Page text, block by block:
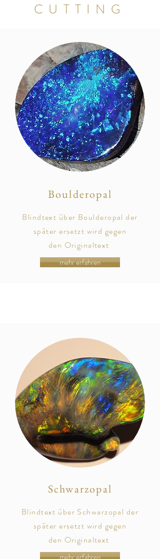
CUTTING
Boulderopal
Blindtext über Boulderopal der
späterersetzt wird gegen
den Originaltext
mehr erfahren
Schwarzopal
Blindtext über Schwarzopal der
späterersetzt wird gegen
den Originaltext